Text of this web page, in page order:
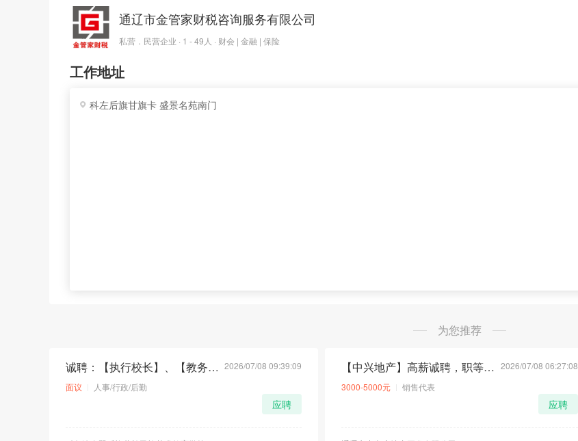
通辽市金管家财税咨询服务有限公司
私营．民营企业 · 1 - 49人 · 财会 | 金融 | 保险
工作地址
科左后旗甘旗卡 盛景名苑南门
为您推荐
2026/07/08 09:39:09
诚聘：【执行校长】、【教务老师】 荐
急
面议
人事/行政/后勤
应聘
2026/07/08 06:27:08
【中兴地产】高薪诚聘，职等你来！🔥 荐
急
3000-5000元
销售代表
应聘